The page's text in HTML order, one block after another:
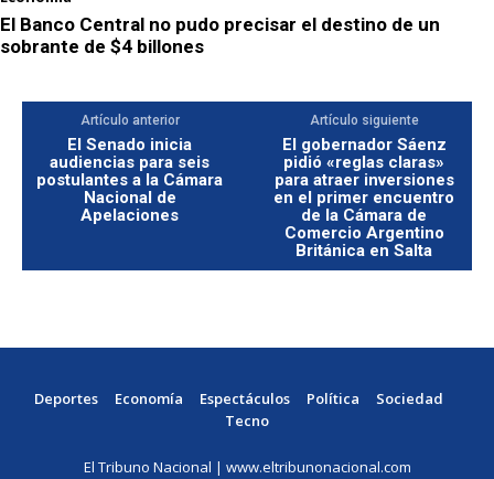
El Banco Central no pudo precisar el destino de un
sobrante de $4 billones
Artículo anterior
El Senado inicia
audiencias para seis
postulantes a la Cámara
Nacional de
Apelaciones
Artículo siguiente
El gobernador Sáenz
pidió «reglas claras»
para atraer inversiones
en el primer encuentro
de la Cámara de
Comercio Argentino
Británica en Salta
Deportes Economía Espectáculos Política
Sociedad
Tecno
El Tribuno Nacional | www.eltribunonacional.com